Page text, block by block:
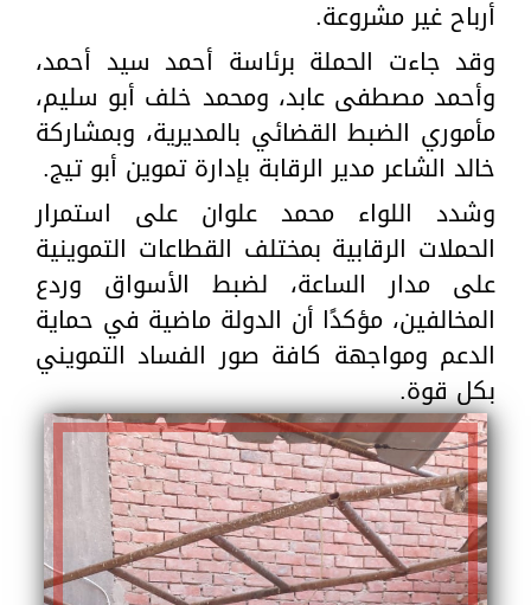
أرباح غير مشروعة.
وقد جاءت الحملة برئاسة أحمد سيد أحمد،
وأحمد مصطفى عابد، ومحمد خلف أبو سليم،
مأموري الضبط القضائي بالمديرية، وبمشاركة
خالد الشاعر مدير الرقابة بإدارة تموين أبو تيج.
وشدد اللواء محمد علوان على استمرار
الحملات الرقابية بمختلف القطاعات التموينية
على مدار الساعة، لضبط الأسواق وردع
المخالفين، مؤكدًا أن الدولة ماضية في حماية
الدعم ومواجهة كافة صور الفساد التمويني
بكل قوة.